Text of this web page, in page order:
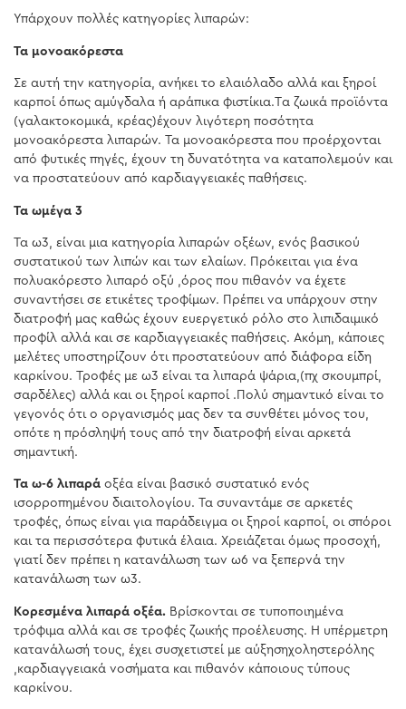
Υπάρχουν πολλές κατηγορίες λιπαρών:
Τα μονοακόρεστα
Σε αυτή την κατηγορία, ανήκει το ελαιόλαδο αλλά και ξηροί
καρποί όπως αμύγδαλα ή αράπικα φιστίκια.Tα ζωικά προϊόντα
(γαλακτοκομικά, κρέας)έχουν λιγότερη ποσότητα
μονοακόρεστα λιπαρών. Τα μονοακόρεστα που προέρχονται
από φυτικές πηγές, έχουν τη δυνατότητα να καταπολεμούν και
να προστατεύουν από καρδιαγγειακές παθήσεις.
Τα ωμέγα 3
Τα ω3, είναι μια κατηγορία λιπαρών οξέων, ενός βασικού
συστατικού των λιπών και των ελαίων. Πρόκειται για ένα
πολυακόρεστο λιπαρό οξύ ,όρος που πιθανόν να έχετε
συναντήσει σε ετικέτες τροφίμων. Πρέπει να υπάρχουν στην
διατροφή μας καθώς έχουν ευεργετικό ρόλο στο λιπιδαιμικό
προφίλ αλλά και σε καρδιαγγειακές παθήσεις. Ακόμη, κάποιες
μελέτες υποστηρίζουν ότι προστατεύουν από διάφορα είδη
καρκίνου. Τροφές με ω3 είναι τα λιπαρά ψάρια,(πχ σκουμπρί,
σαρδέλες) αλλά και οι ξηροί καρποί .Πολύ σημαντικό είναι το
γεγονός ότι ο οργανισμός μας δεν τα συνθέτει μόνος του,
οπότε η πρόσληψή τους από την διατροφή είναι αρκετά
σημαντική.
Τα ω-6 λιπαρά οξέα είναι βασικό συστατικό ενός
ισορροπημένου διαιτολογίου. Τα συναντάμε σε αρκετές
τροφές, όπως είναι για παράδειγμα οι ξηροί καρποί, οι σπόροι
και τα περισσότερα φυτικά έλαια. Χρειάζεται όμως προσοχή,
γιατί δεν πρέπει η κατανάλωση των ω6 να ξεπερνά την
κατανάλωση των ω3.
Koρεσμένα λιπαρά οξέα. Bρίσκονται σε τυποποιημένα
τρόφιμα αλλά και σε τροφές ζωικής προέλευσης. Η υπέρμετρη
κατανάλωσή τους, έχει συσχετιστεί με αύξησηχοληστερόλης
,καρδιαγγειακά νοσήματα και πιθανόν κάποιους τύπους
καρκίνου.